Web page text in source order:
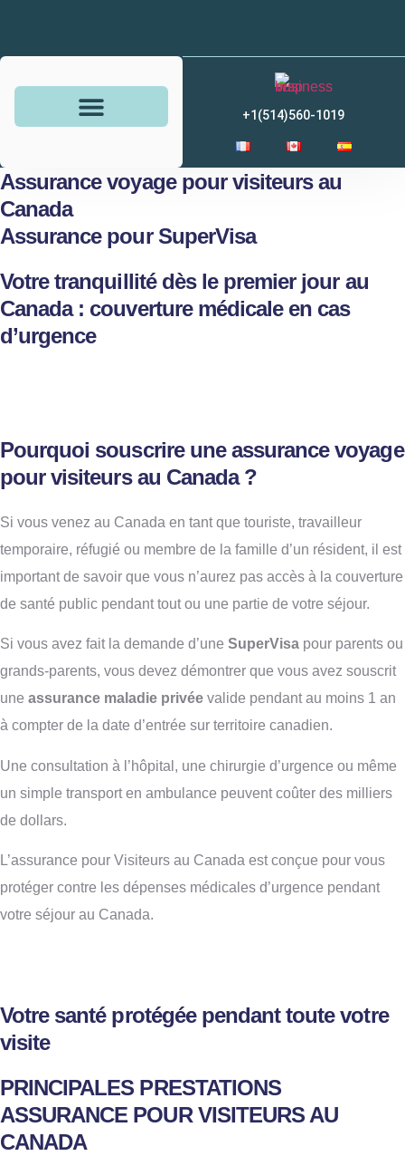
+1(514)560-1019
Assurance voyage pour visiteurs au
Canada
Assurance pour SuperVisa
Votre tranquillité dès le premier jour au
Canada : couverture médicale en cas
d’urgence
Pourquoi souscrire une assurance voyage
pour visiteurs au Canada ?
Si vous venez au Canada en tant que touriste, travailleur
temporaire, réfugié ou membre de la famille d’un résident, il est
important de savoir que vous n’aurez pas accès à la couverture
de santé public pendant tout ou une partie de votre séjour.
Si vous avez fait la demande d’une SuperVisa pour parents ou
grands-parents, vous devez démontrer que vous avez souscrit
une assurance maladie privée valide pendant au moins 1 an
à compter de la date d’entrée sur territoire canadien.
Une consultation à l’hôpital, une chirurgie d’urgence ou même
un simple transport en ambulance peuvent coûter des milliers
de dollars.
L’assurance pour Visiteurs au Canada est conçue pour vous
protéger contre les dépenses médicales d’urgence pendant
votre séjour au Canada.
Votre santé protégée pendant toute votre
visite
PRINCIPALES PRESTATIONS
ASSURANCE POUR VISITEURS AU
CANADA